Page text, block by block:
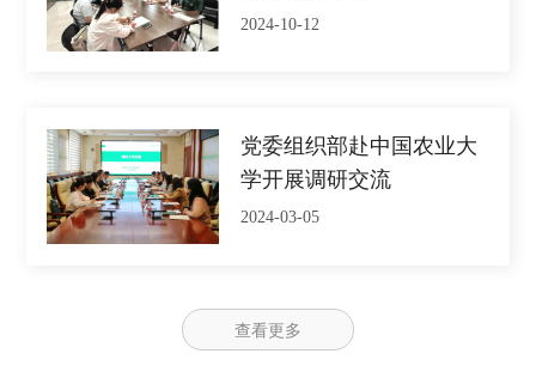
2024-10-12
党委组织部赴中国农业大
学开展调研交流
2024-03-05
查看更多